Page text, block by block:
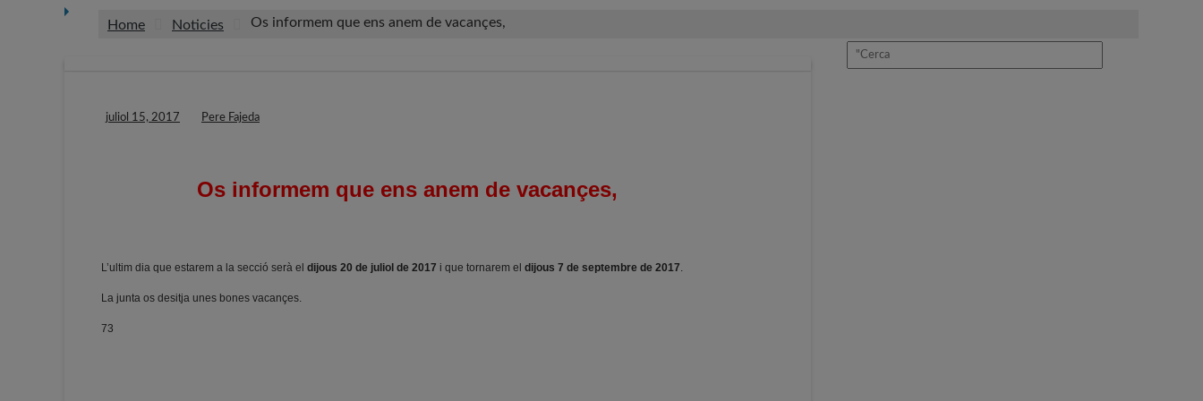
Home Noticies Os informem que ens anem de vacançes,
juliol 15, 2017 Pere Fajeda
Os informem que ens anem de vacançes,
L’ultim dia que estarem a la secció serà el dijous 20 de juliol de 2017 i que tornarem el dijous 7 de septembre de 2017.
La junta os desitja unes bones vacançes.
73